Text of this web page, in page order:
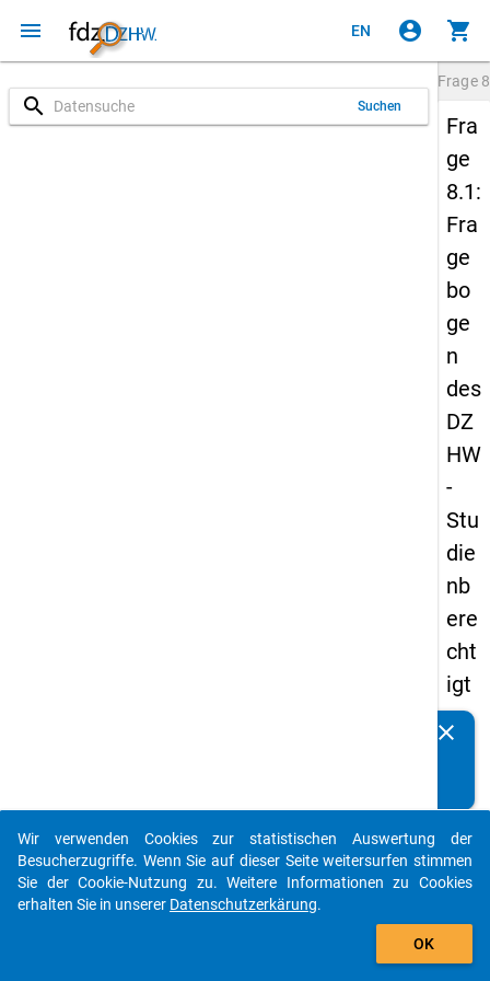
menu EN account_circle shopping_cart
search Suchen
Frage
Fra
ge
8.1:
Fra
ge
bo
ge
n
des
DZ
HW
-
Stu
die
nb
ere
cht
igt
en
s
20
08
clear
auto_stories
add_shopping_cart
Wir verwenden Cookies zur statistischen Auswertung der
Besucherzugriffe. Wenn Sie auf dieser Seite weitersurfen stimmen
Sie der Cookie-Nutzung zu. Weitere Informationen zu Cookies
erhalten Sie in unserer Datenschutzerkärung.
OK